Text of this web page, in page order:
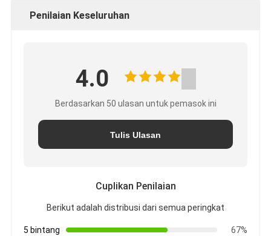
Penilaian Keseluruhan
4.0
Berdasarkan 50 ulasan untuk pemasok ini
Tulis Ulasan
Cuplikan Penilaian
Berikut adalah distribusi dari semua peringkat
5 bintang
67%